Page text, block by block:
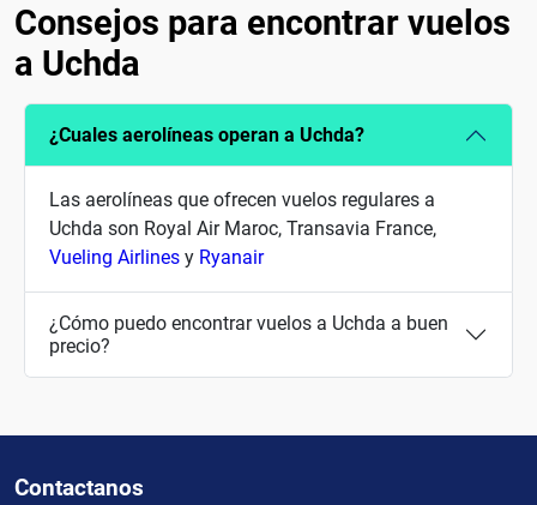
Consejos para encontrar vuelos
a Uchda
¿Cuales aerolíneas operan a Uchda?
Las aerolíneas que ofrecen vuelos regulares a
Uchda son Royal Air Maroc, Transavia France,
Vueling Airlines y Ryanair
¿Cómo puedo encontrar vuelos a Uchda a buen
precio?
Contactanos